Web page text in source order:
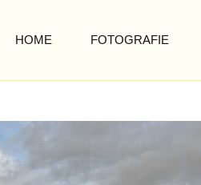
HOME FOTOGRAFIE